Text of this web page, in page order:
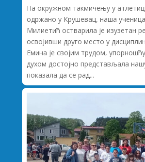
На окружном такмичењу у
одржано у Крушевац, наша
Милиетић остварила је изузетан
освојивши друго место у
Емина је својим трудом,
духом достојно представљала
показала да се рад...